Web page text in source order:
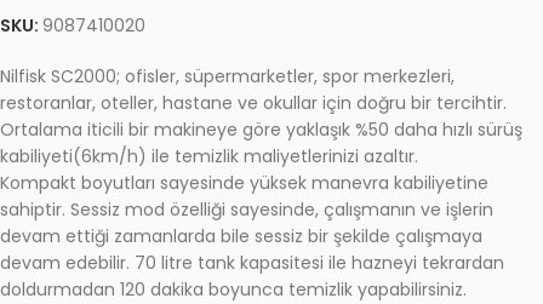
SKU:9087410020
Nilfisk SC2000; ofisler, süpermarketler, spor merkezleri,
restoranlar, oteller, hastane ve okullar için doğru bir tercihtir.
Ortalama iticili bir makineye göre yaklaşık %50 daha hızlı sürüş
kabiliyeti(6km/h) ile temizlik maliyetlerinizi azaltır.
Kompakt boyutları sayesinde yüksek manevra kabiliyetine
sahiptir. Sessiz mod özelliği sayesinde, çalışmanın ve işlerin
devam ettiği zamanlarda bile sessiz bir şekilde çalışmaya
devam edebilir. 70 litre tank kapasitesi ile hazneyi tekrardan
doldurmadan 120 dakika boyunca temizlik yapabilirsiniz.